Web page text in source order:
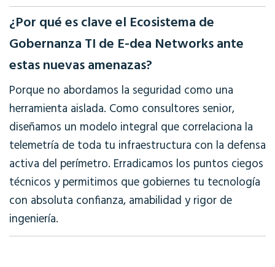
¿Por qué es clave el Ecosistema de
Gobernanza TI de E-dea Networks ante
estas nuevas amenazas?
Porque no abordamos la seguridad como una
herramienta aislada. Como consultores senior,
diseñamos un modelo integral que correlaciona la
telemetría de toda tu infraestructura con la defensa
activa del perímetro. Erradicamos los puntos ciegos
técnicos y permitimos que gobiernes tu tecnología
con absoluta confianza, amabilidad y rigor de
ingeniería.